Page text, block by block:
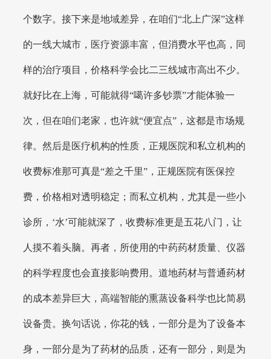
个数字。接下来是地域差异，在咱们“北上广深”这样
的一线大城市，医疗资源丰富，但消费水平也高，同
样的治疗项目，价格科学会比二三线城市高出不少。
就好比在上海，可能就得“噶许多钞票”才能体验一
次，但在咱们老家，也许就“便宜点”，这都是市场规
律。然后是医疗机构的性质，正规医院和私立机构的
收费标准那可真是“差之千里”，正规医院有医保控
费，价格相对透明稳定；而私立机构，尤其是一些小
诊所，‘水’可能就深了，收费标准更是五花八门，让
人摸不着头脑。再者，所使用的中药药材质量、仪器
的科学程度也会直接影响费用。道地药材与普通药材
的成本差异巨大，高端智能的熏蒸设备科学也比简易
设备贵。换句话说，你花的钱，一部分是为了设备本
身，一部分是为了药材的品质，还有一部分，则是为